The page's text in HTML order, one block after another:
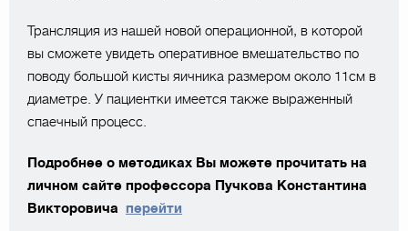
Трансляция из нашей новой операционной, в которой
вы сможете увидеть оперативное вмешательство по
поводу большой кисты яичника размером около 11см в
диаметре. У пациентки имеется также выраженный
спаечный процесс.
Подробнее о методиках Вы можете прочитать на
личном сайте профессора Пучкова Константина
Викторовича перейти